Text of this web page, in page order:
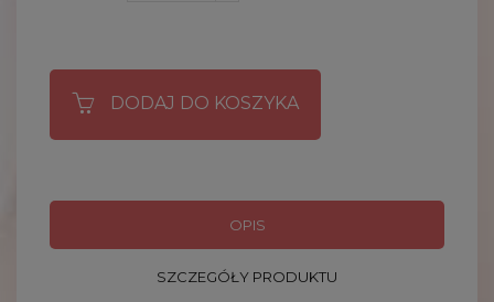
DODAJ DO KOSZYKA
OPIS
SZCZEGÓŁY PRODUKTU